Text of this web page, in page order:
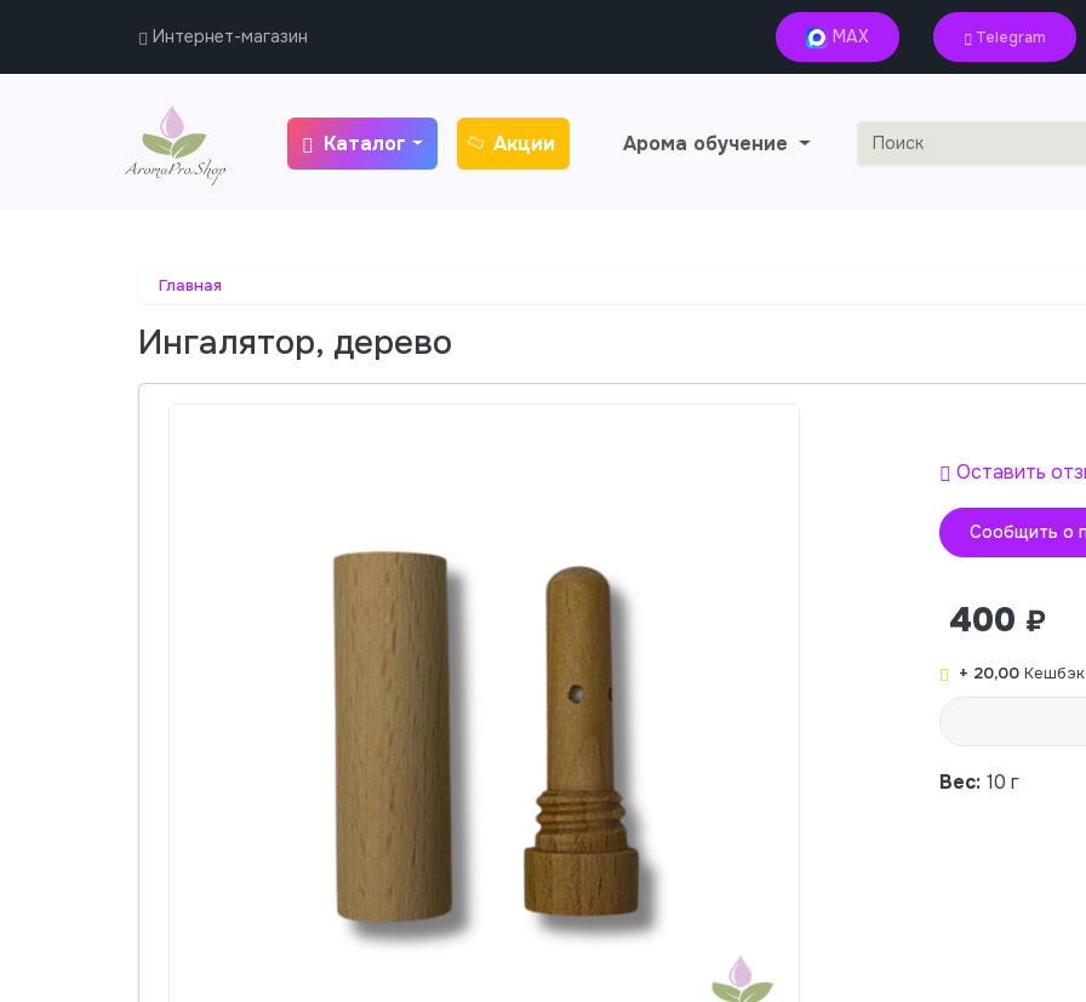
Интернет-магазин MAX Telegram
Каталог Акции Арома обучение
Главная
Ингалятор, дерево
Оставить
Сообщить о
400 ₽
+ 20,00 Кешбэк
Вес: 10 г